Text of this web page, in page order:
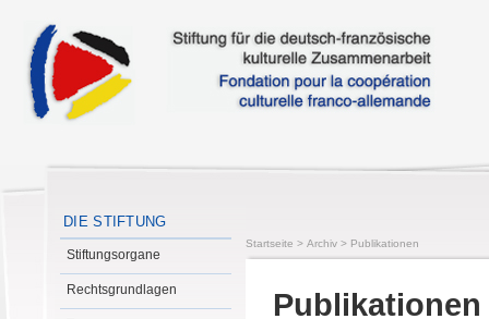
DIE STIFTUNG
Stiftungsorgane
Rechtsgrundlagen
Startseite > Archiv > Publikationen
Publikationen